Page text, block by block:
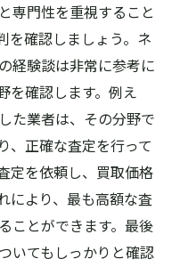
専門性を重視すること
を確認しましょう。ネ
経験談は非常に参考に
を確認します。例え
た業者は、その分野で
、正確な査定を行って
定を依頼し、買取価格
により、最も高額な査
ことができます。最後
いてもしっかりと確認